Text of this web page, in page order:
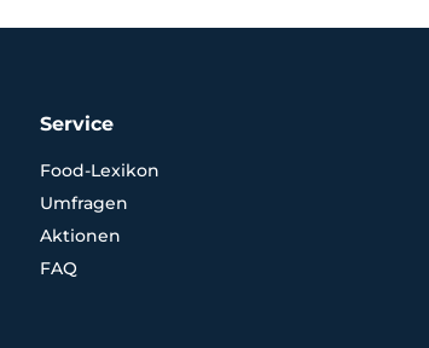
Service
Food-Lexikon
Umfragen
Aktionen
FAQ